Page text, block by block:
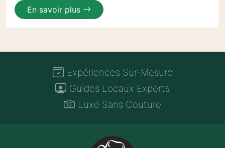
En savoir plus
Expériences Sur-Mesure
Guides Locaux Experts
Luxe Sans Couture